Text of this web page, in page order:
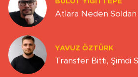
Atlara Neden Soldan
YAVUZ ÖZTÜRK
Transfer Bitti, Şimdi